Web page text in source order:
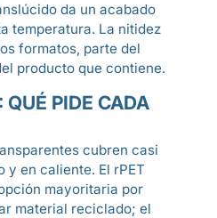
da un acabado
temperatura. La nitidez
formatos, parte del
producto que contiene.
QUÉ PIDE CADA
cubren casi
en caliente. El rPET
mayoritaria por
material reciclado; el